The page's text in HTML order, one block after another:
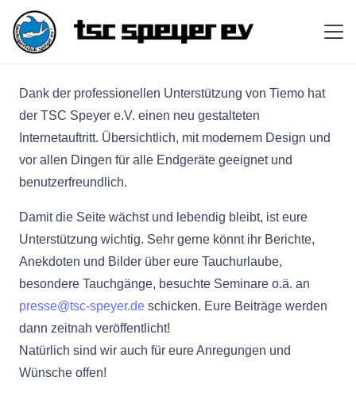
Dank der professionellen Unterstützung von Tiemo hat
der TSC Speyer e.V. einen neu gestalteten
Internetauftritt. Übersichtlich, mit modernem Design und
vor allen Dingen für alle Endgeräte geeignet und
benutzerfreundlich.
Damit die Seite wächst und lebendig bleibt, ist eure
Unterstützung wichtig. Sehr gerne könnt ihr Berichte,
Anekdoten und Bilder über eure Tauchurlaube,
besondere Tauchgänge, besuchte Seminare o.ä. an
presse@tsc-speyer.de schicken. Eure Beiträge werden
dann zeitnah veröffentlicht!
Natürlich sind wir auch für eure Anregungen und
Wünsche offen!